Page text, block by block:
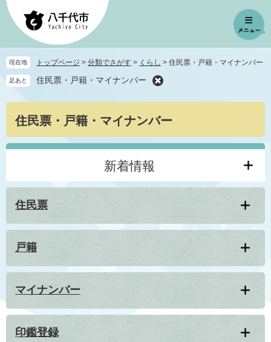
ペ
先
頭
メ
を
飛
文
へ
現在地 トップページ > 分類でさがす > くらし > 住民票・戸籍・マイナンバー
足あと 住民票・戸籍・マイナンバー
住民票・戸籍・マイナンバー
新着情報
住民票
戸籍
マイナンバー
印鑑登録